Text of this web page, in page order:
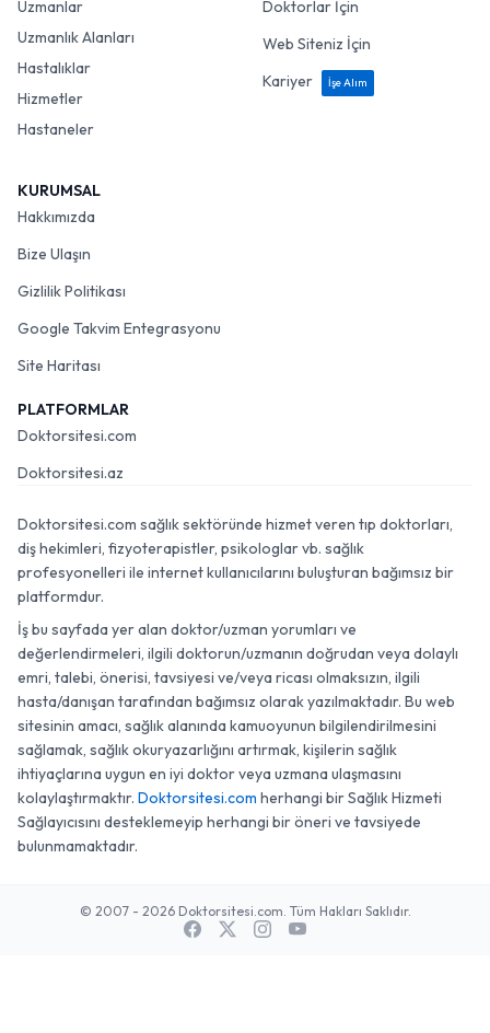
Uzmanlar
Uzmanlık Alanları
Hastalıklar
Hizmetler
Hastaneler
Doktorlar İçin
Web Siteniz İçin
Kariyer
İşe Alım
KURUMSAL
Hakkımızda
Bize Ulaşın
Gizlilik Politikası
Google Takvim Entegrasyonu
Site Haritası
PLATFORMLAR
Doktorsitesi.com
Doktorsitesi.az
Doktorsitesi.com sağlık sektöründe hizmet veren tıp doktorları,
diş hekimleri, fizyoterapistler, psikologlar vb. sağlık
profesyonelleri ile internet kullanıcılarını buluşturan bağımsız bir
platformdur.
İş bu sayfada yer alan doktor/uzman yorumları ve
değerlendirmeleri, ilgili doktorun/uzmanın doğrudan veya dolaylı
emri, talebi, önerisi, tavsiyesi ve/veya ricası olmaksızın, ilgili
hasta/danışan tarafından bağımsız olarak yazılmaktadır. Bu web
sitesinin amacı, sağlık alanında kamuoyunun bilgilendirilmesini
sağlamak, sağlık okuryazarlığını artırmak, kişilerin sağlık
ihtiyaçlarına uygun en iyi doktor veya uzmana ulaşmasını
kolaylaştırmaktır. Doktorsitesi.com herhangi bir Sağlık Hizmeti
Sağlayıcısını desteklemeyip herhangi bir öneri ve tavsiyede
bulunmamaktadır.
© 2007 - 2026 Doktorsitesi.com. Tüm Hakları Saklıdır.